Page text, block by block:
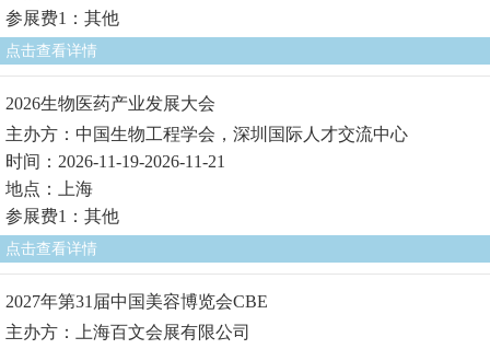
参展费1：其他
点击查看详情
2026生物医药产业发展大会
主办方：中国生物工程学会，深圳国际人才交流中心
时间：2026-11-19-2026-11-21
地点：上海
参展费1：其他
点击查看详情
2027年第31届中国美容博览会CBE
主办方：上海百文会展有限公司